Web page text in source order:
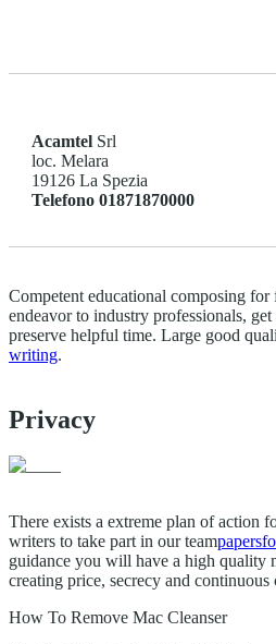
Acamtel Srl
loc. Melara
19126 La Spezia
Telefono 01871870000
Competent educational composing
endeavor to industry professionals,
preserve helpful time. Large good
writing.
Privacy
There exists a extreme plan of action
writers to take part in our team
guidance you will have a high quality
creating price, secrecy and continuous
How To Remove Mac Cleanser